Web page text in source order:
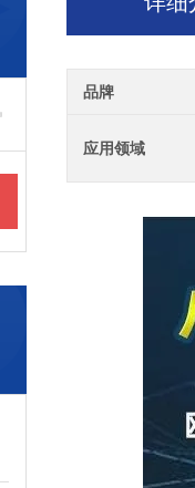
品牌
应用领域